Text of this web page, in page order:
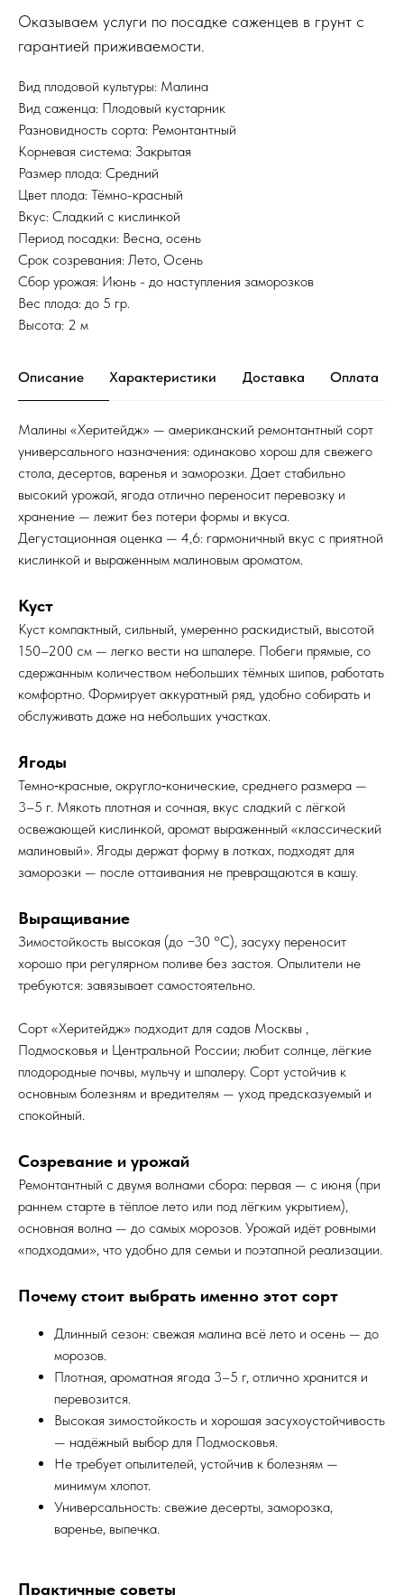
Оказываем услуги по посадке саженцев в грунт с
гарантией приживаемости.
Вид плодовой культуры: Малина
Вид саженца: Плодовый кустарник
Разновидность сорта: Ремонтантный
Корневая система: Закрытая
Размер плода: Средний
Цвет плода: Тёмно-красный
Вкус: Сладкий с кислинкой
Период посадки: Весна, осень
Срок созревания: Лето, Осень
Сбор урожая: Июнь - до наступления заморозков
Вес плода: до 5 гр.
Высота: 2 м
Описание Характеристики Доставка Оплата
Малины «Херитейдж» — американский ремонтантный сорт
универсального назначения: одинаково хорош для свежего
стола, десертов, варенья и заморозки. Дает стабильно
высокий урожай, ягода отлично переносит перевозку и
хранение — лежит без потери формы и вкуса.
Дегустационная оценка — 4,6: гармоничный вкус с приятной
кислинкой и выраженным малиновым ароматом.
Куст
Куст компактный, сильный, умеренно раскидистый, высотой
150–200 см — легко вести на шпалере. Побеги прямые, со
сдержанным количеством небольших тёмных шипов, работать
комфортно. Формирует аккуратный ряд, удобно собирать и
обслуживать даже на небольших участках.
Ягоды
Темно‑красные, округло‑конические, среднего размера —
3–5 г. Мякоть плотная и сочная, вкус сладкий с лёгкой
освежающей кислинкой, аромат выраженный «классический
малиновый». Ягоды держат форму в лотках, подходят для
заморозки — после оттаивания не превращаются в кашу.
Выращивание
Зимостойкость высокая (до −30 °C), засуху переносит
хорошо при регулярном поливе без застоя. Опылители не
требуются: завязывает самостоятельно.
Сорт «Херитейдж» подходит для садов Москвы ,
Подмосковья и Центральной России; любит солнце, лёгкие
плодородные почвы, мульчу и шпалеру. Сорт устойчив к
основным болезням и вредителям — уход предсказуемый и
спокойный.
Созревание и урожай
Ремонтантный с двумя волнами сбора: первая — с июня (при
раннем старте в тёплое лето или под лёгким укрытием),
основная волна — до самых морозов. Урожай идёт ровными
«подходами», что удобно для семьи и поэтапной реализации.
Почему стоит выбрать именно этот сорт
Длинный сезон: свежая малина всё лето и осень — до
морозов.
Плотная, ароматная ягода 3–5 г, отлично хранится и
перевозится.
Высокая зимостойкость и хорошая засухоустойчивость
— надёжный выбор для Подмосковья.
Не требует опылителей, устойчив к болезням —
минимум хлопот.
Универсальность: свежие десерты, заморозка,
варенье, выпечка.
Практичные советы